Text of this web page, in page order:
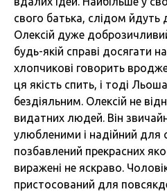
свого батька, слідом йдуть
Олексій дуже
будь-якій справі досягати
хлопчикові говорить
ця якість спить, і тоді
бездіяльним. Олексій не
видатних людей. Він
улюбленими і надійний для
позбавлений прекрасних
виражені не яскраво.
пристосований для